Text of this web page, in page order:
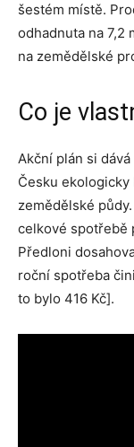
šestém místě.
odhadnuta na 7,2
na zemědělské
Co je
Akční plán si
Česku
zemědělské
celkové spotřebě
Předloni
roční spotřeba
to bylo 416 Kč].